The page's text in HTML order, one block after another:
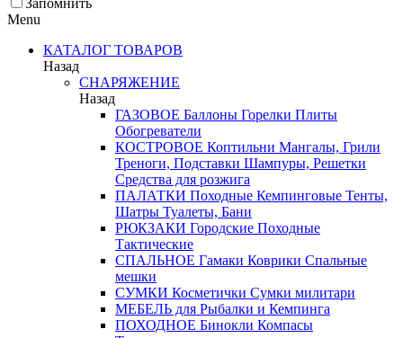
Запомнить
Menu
КАТАЛОГ ТОВАРОВ
Назад
СНАРЯЖЕНИЕ
Назад
ГАЗОВОЕ Баллоны Горелки Плиты
Обогреватели
КОСТРОВОЕ Коптильни Мангалы, Грили
Треноги, Подставки Шампуры, Решетки
Средства для розжига
ПАЛАТКИ Походные Кемпинговые Тенты,
Шатры Туалеты, Бани
РЮКЗАКИ Городские Походные
Тактические
СПАЛЬНОЕ Гамаки Коврики Спальные
мешки
СУМКИ Косметички Сумки милитари
МЕБЕЛЬ для Рыбалки и Кемпинга
ПОХОДНОЕ Бинокли Компасы